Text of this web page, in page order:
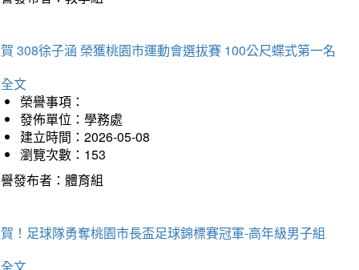
308徐子涵 榮獲桃園市運動會選拔賽 100公尺蝶式第一名
文
榮譽事項：
發佈單位：學務處
建立時間：2026-05-08
瀏覽次數：153
發布者：體育組
！足球隊勇奪桃園市長盃足球錦標賽冠軍-高年級男子組